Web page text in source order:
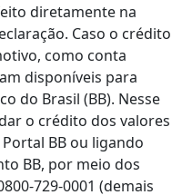
diretamente na
Caso o crédito
como conta
disponíveis para
do Brasil (BB). Nesse
o crédito dos valores
BB ou ligando
BB, por meio dos
729-0001 (demais